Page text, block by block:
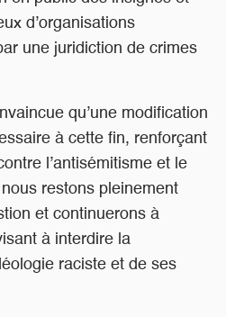
d’organisations
une juridiction de crimes
qu’une modification
à cette fin, renforçant
l’antisémitisme et le
restons pleinement
et continuerons à
à interdire la
raciste et de ses